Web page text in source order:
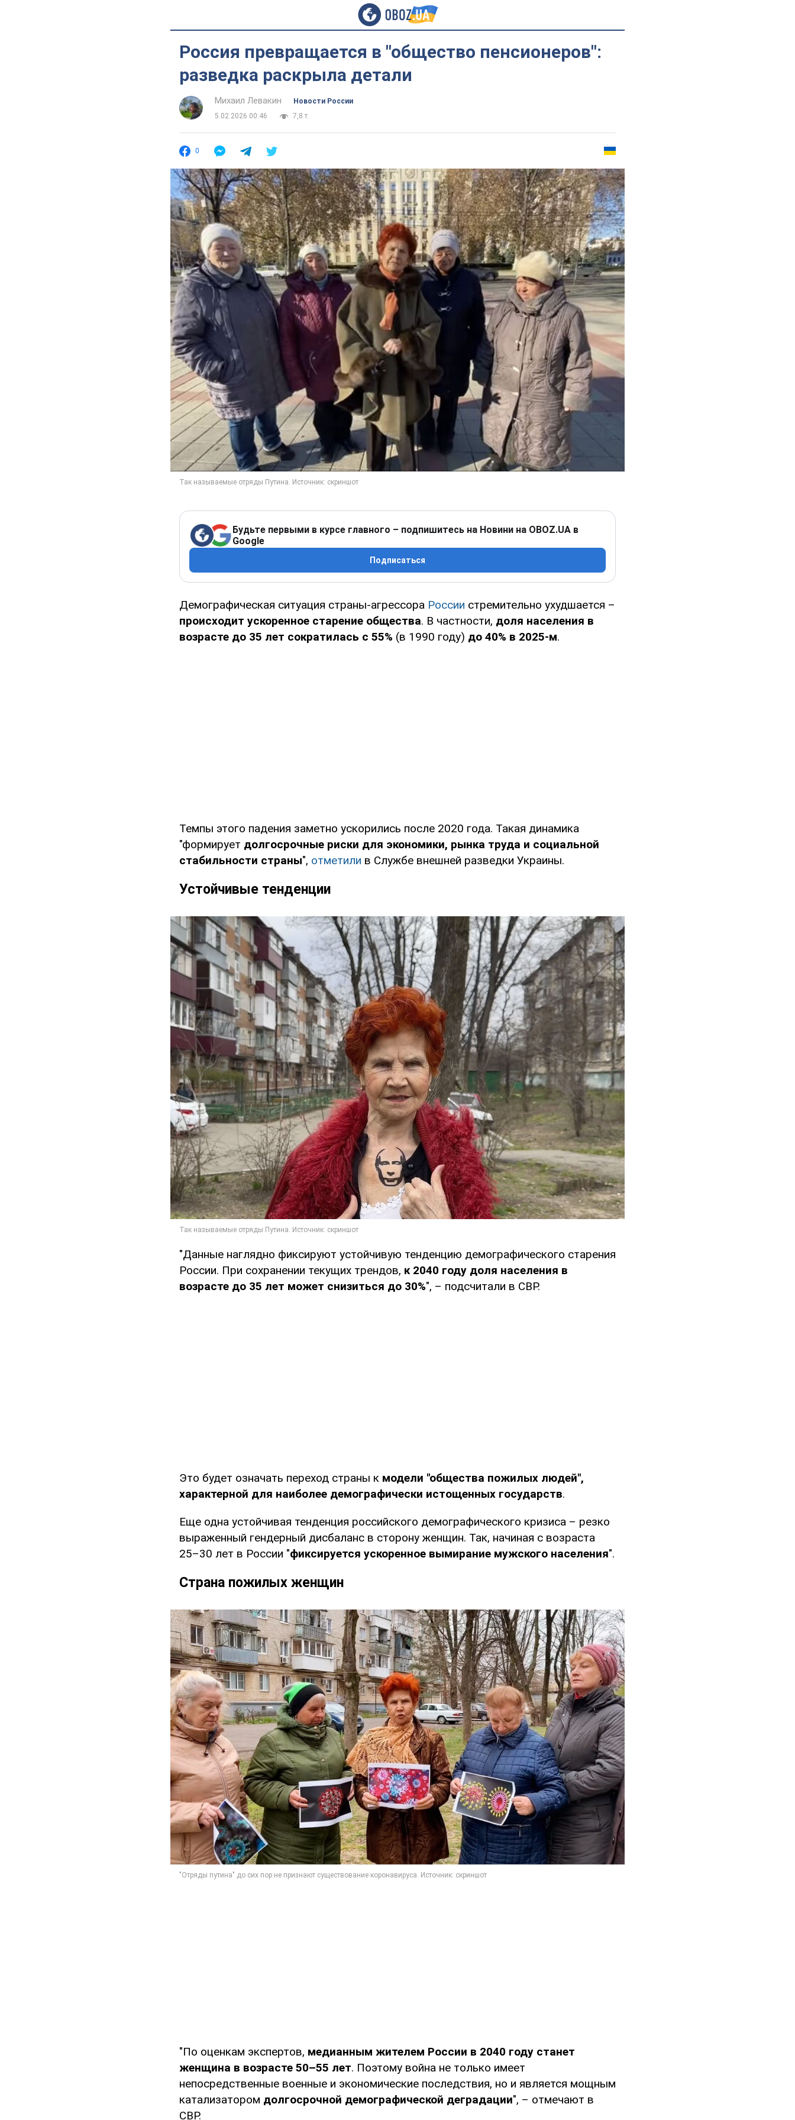
Россия превращается в "общество пенсионеров":
разведка раскрыла детали
Михаил Левакин
Новости России
5.02.2026 00:46
7,8 т.
0
Будьте первыми в курсе главного – подпишитесь на Новини на OBOZ.UA в
Google
Подписаться
Демографическая ситуация страны-агрессора России стремительно ухудшается –
происходит ускоренное старение общества. В частности, доля населения в
возрасте до 35 лет сократилась с 55% (в 1990 году) до 40% в 2025-м.
Темпы этого падения заметно ускорились после 2020 года. Такая динамика
"формирует долгосрочные риски для экономики, рынка труда и социальной
стабильности страны", отметили в Службе внешней разведки Украины.
Устойчивые тенденции
"Данные наглядно фиксируют устойчивую тенденцию демографического старения
России. При сохранении текущих трендов, к 2040 году доля населения в
возрасте до 35 лет может снизиться до 30%", – подсчитали в СВР.
Это будет означать переход страны к модели "общества пожилых людей",
характерной для наиболее демографически истощенных государств.
Еще одна устойчивая тенденция российского демографического кризиса – резко
выраженный гендерный дисбаланс в сторону женщин. Так, начиная с возраста
25–30 лет в России "фиксируется ускоренное вымирание мужского населения".
Страна пожилых женщин
"По оценкам экспертов, медианным жителем России в 2040 году станет
женщина в возрасте 50–55 лет. Поэтому война не только имеет
непосредственные военные и экономические последствия, но и является мощным
катализатором долгосрочной демографической деградации", – отмечают в
СВР.